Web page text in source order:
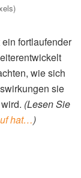
fortlaufender
wie sich
sie
(Lesen Sie
hat…)